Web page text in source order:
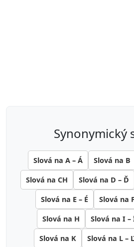
synonymický
Slová na A – Á Slová na B
Slová na CH Slová na D – Ď
Slová na E – É Slová na
Slová na H Slová na I –
Slová na K Slová na L – Ľ